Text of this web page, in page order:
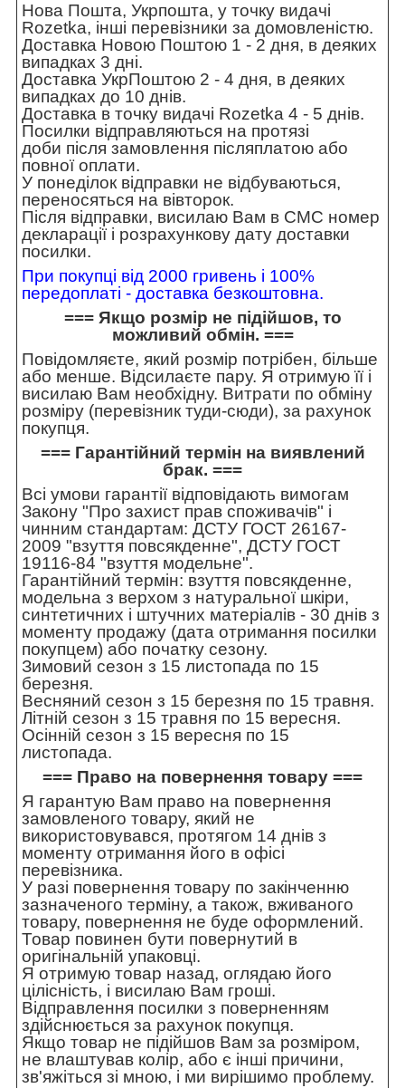
Нова Пошта, Укрпошта, у точку видачі
Rozetka, інші перевізники за домовленістю.
Доставка Новою Поштою 1 - 2 дня, в деяких
випадках 3 дні.
Доставка УкрПоштою 2 - 4 дня, в деяких
випадках до 10 днів.
Доставка в точку видачі Rozetka 4 - 5 днів.
Посилки відправляються на протязі
доби після замовлення післяплатою або
повної оплати.
У понеділок відправки не відбуваються,
переносяться на вівторок.
Після відправки, висилаю Вам в СМС номер
декларації і розрахункову дату доставки
посилки.
При покупці від 2000 гривень і 100%
передоплаті - доставка безкоштовна.
=== Якщо розмір не підійшов, то
можливий обмін. ===
Повідомляєте, який розмір потрібен, більше
або менше. Відсилаєте пару. Я отримую її і
висилаю Вам необхідну. Витрати по обміну
розміру (перевізник туди-сюди), за рахунок
покупця.
=== Гарантійний термін на виявлений
брак. ===
Всі умови гарантії відповідають вимогам
Закону "Про захист прав споживачів" і
чинним стандартам: ДСТУ ГОСТ 26167-
2009 "взуття повсякденне", ДСТУ ГОСТ
19116-84 "взуття модельне".
Гарантійний термін: взуття повсякденне,
модельна з верхом з натуральної шкіри,
синтетичних і штучних матеріалів - 30 днів з
моменту продажу (дата отримання посилки
покупцем) або початку сезону.
Зимовий сезон з 15 листопада по 15
березня.
Весняний сезон з 15 березня по 15 травня.
Літній сезон з 15 травня по 15 вересня.
Осінній сезон з 15 вересня по 15
листопада.
=== Право на повернення товару ===
Я гарантую Вам право на повернення
замовленого товару, який не
використовувався, протягом 14 днів з
моменту отримання його в офісі
перевізника.
У разі повернення товару по закінченню
зазначеного терміну, а також, вживаного
товару, повернення не буде оформлений.
Товар повинен бути повернутий в
оригінальній упаковці.
Я отримую товар назад, оглядаю його
цілісність, і висилаю Вам гроші.
Відправлення посилки з поверненням
здійснюється за рахунок покупця.
Якщо товар не підійшов Вам за розміром,
не влаштував колір, або є інші причини,
зв'яжіться зі мною, і ми вирішимо проблему.